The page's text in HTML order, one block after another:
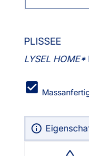
PLISSEE
LYSEL HOME